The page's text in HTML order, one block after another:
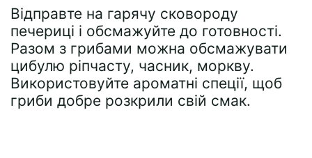
Відправте на гарячу сковороду
печериці і обсмажуйте до готовності.
Разом з грибами можна обсмажувати
цибулю ріпчасту, часник, моркву.
Використовуйте ароматні спеції, щоб
гриби добре розкрили свій смак.